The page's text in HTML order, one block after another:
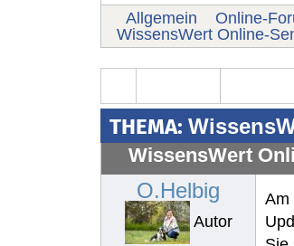
Allgemein Online-
WissensWert Online-
THEMA:
WissensWert
O.Helbig
Autor
Am